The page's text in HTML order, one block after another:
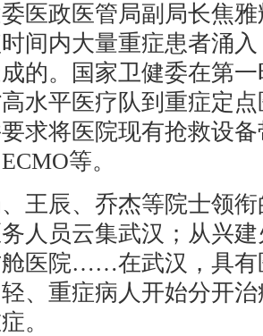
政医管局副局长焦雅
间内大量重症患者涌
的。国家卫健委在第
水平医疗队到重症定
求将医院现有抢救设
等。
辰、乔杰等院士领衔
人员云集武汉；从兴
舱医院……在武汉，具有
、重症病人开始分开
。